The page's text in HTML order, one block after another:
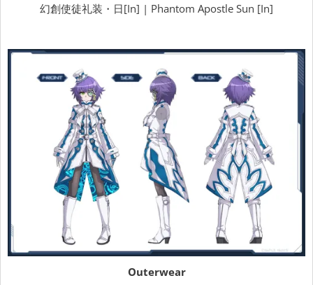
幻創使徒礼装・日[In] | Phantom Apostle Sun [In]
Outerwear